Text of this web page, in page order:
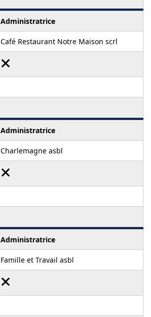
Administratrice
Café Restaurant Notre Maison scrl
Administratrice
Charlemagne asbl
Administratrice
Famille et Travail asbl